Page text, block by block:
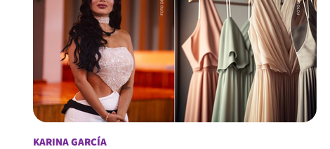
KARINA GARCÍA